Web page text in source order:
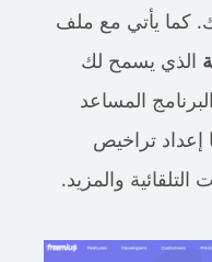
يأتي مع ملف
يسمح لك
المساعد
تراخيص
والمزيد.